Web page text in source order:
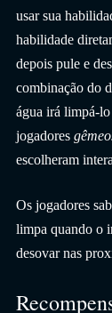
usar sua
habilidade
depois pule e
combinação do
água irá limpá-
jogadores
escolheram
Os jogadores
limpa quando o
desovar nas